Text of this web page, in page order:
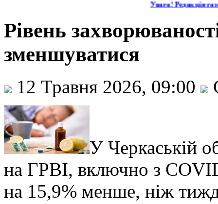
Увага! Редакція
Рівень
зменшуватися
12 Травня 2026, 09:00
У Черкаській
на ГРВІ, включно з
на 15,9% менше, ніж